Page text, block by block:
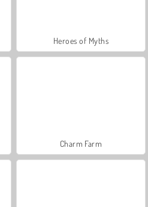
Heroes of Myths
Charm Farm